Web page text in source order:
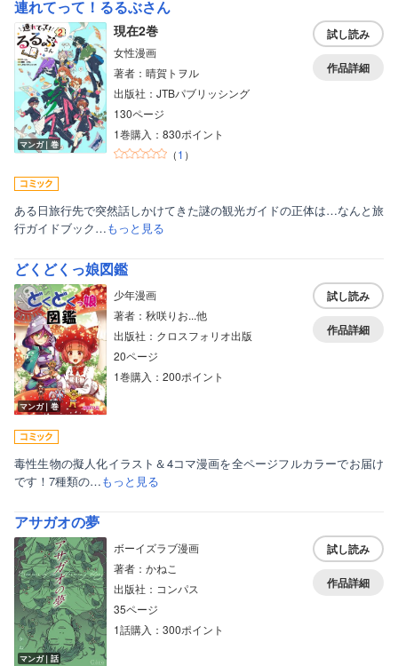
連れてって！るるぶさん
マンガ｜巻
現在2巻
女性漫画
著者：晴賀トヲル
出版社：JTBパブリッシング
130ページ
1巻購入：830ポイント
（1 ）
試し読み
作品詳細
ある日旅行先で突然話しかけてきた謎の観光ガイドの正体は…なんと旅
行ガイドブック…もっと見る
どくどくっ娘図鑑
マンガ｜巻
少年漫画
著者：秋咲りお...他
出版社：クロスフォリオ出版
20ページ
1巻購入：200ポイント
試し読み
作品詳細
毒性生物の擬人化イラスト＆4コマ漫画を全ページフルカラーでお届け
です！7種類の…もっと見る
アサガオの夢
マンガ｜話
ボーイズラブ漫画
著者：かねこ
出版社：コンパス
35ページ
1話購入：300ポイント
試し読み
作品詳細